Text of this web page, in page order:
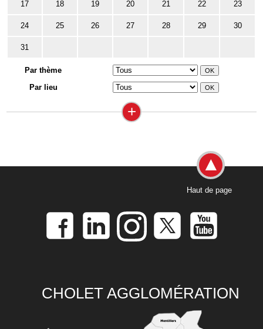
17 18 19 20 21 22 23
24 25 26 27 28 29 30
31
Par thème
Par lieu
+
Haut de page
CHOLET AGGLOMÉRATION